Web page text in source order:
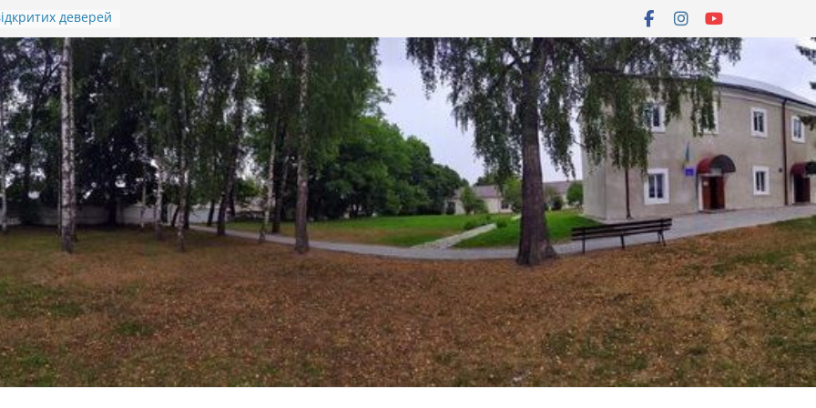
деверей
Гавдиди
підсумків
юнацької
гри